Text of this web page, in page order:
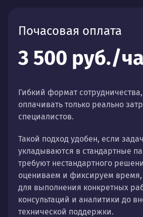
Почасовая оплата
3 500 руб./
Гибкий формат
оплачивать только реально
специалистов.
Такой подход удобен, если
укладываются в стандартные
требуют нестандартного
оцениваем и фиксируем
для выполнения конкретных
консультаций и аналитики до
технической поддержки.